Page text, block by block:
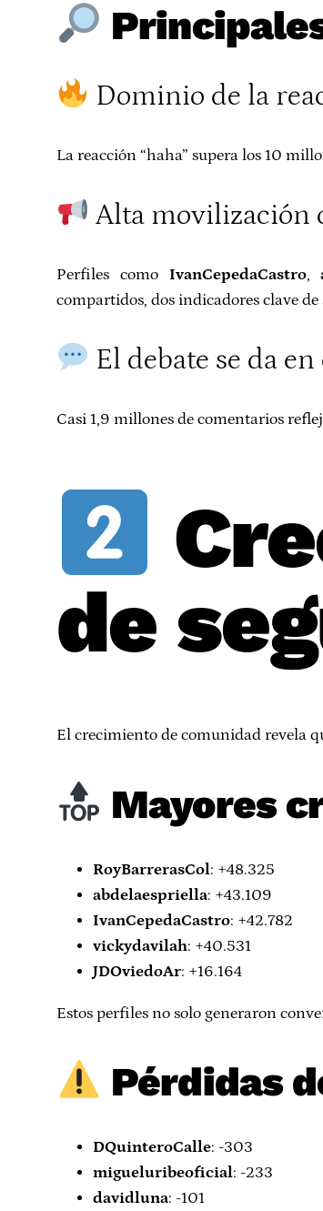
Dominio de la
La reacción “haha” supera los 10
Alta movilización
Perfiles como IvanCepedaCastro,
compartidos, dos indicadores clave
El debate se da
Casi 1,9 millones de comentarios
de
El crecimiento de comunidad revela
Mayores
RoyBarrerasCol: +48.325
abdelaespriella: +43.109
IvanCepedaCastro: +42.782
vickydavilah: +40.531
JDOviedoAr: +16.164
Estos perfiles no solo generaron
Pérdidas
DQuinteroCalle: -303
migueluribeoficial: -233
davidluna: -101